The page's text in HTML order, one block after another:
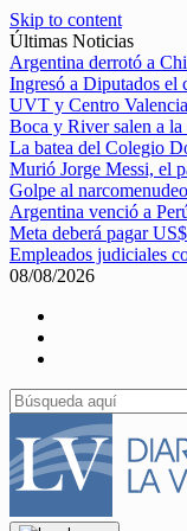
Skip to content
Últimas Noticias
Argentina derrotó a
Ingresó a Diputados
UVT y Centro
Boca y River salen a la
La batea del Colegio
Murió Jorge Messi, el
Golpe al
Argentina venció a
Meta deberá pagar
Empleados judiciales
08/08/2026